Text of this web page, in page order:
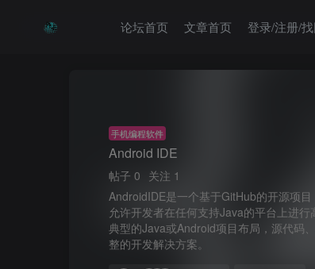
论坛首页 文章首页 登录/注册/
手机编程软件
Android IDE
帖子 0 关注 1
AndroidIDE是一个基于GitHub的开源项
允许开发者在任何支持Java的平台上进
典型的Java或Android项目布局，源代码
整的开发解决方案。